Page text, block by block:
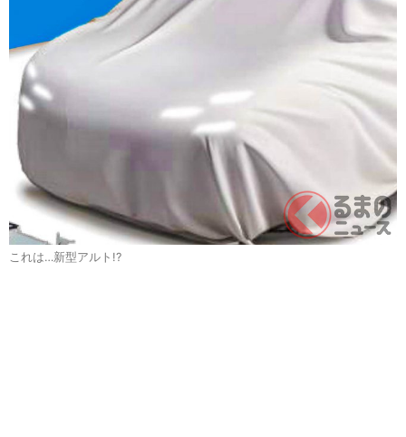
これは…新型アルト!?